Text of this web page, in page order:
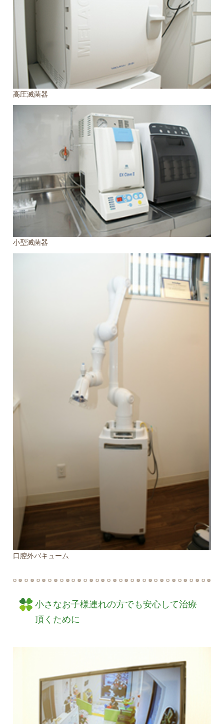
高圧滅菌器
小型滅菌器
口腔外バキューム
小さなお子様連れの方でも安心して治療
頂くために